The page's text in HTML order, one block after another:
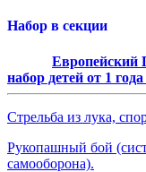
Набор в секции
Европейский
набор детей от 1
Стрельба из лука,
Рукопашный бой
самооборона).